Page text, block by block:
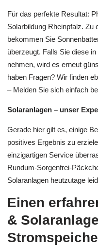
Für das perfekte Resultat:
Solarbildung Rheinpfalz. Zu
bekommen Sie
überzeugt. Falls Sie diese
nehmen, wird es erneut
haben Fragen? Wir finden
– Melden Sie sich einfach
Solaranlagen – unser
Gerade hier gilt es, einige
positives Ergebnis zu
einzigartigen Service
Rundum-Sorgenfrei-
Solaranlagen heutzutage
Einen
&